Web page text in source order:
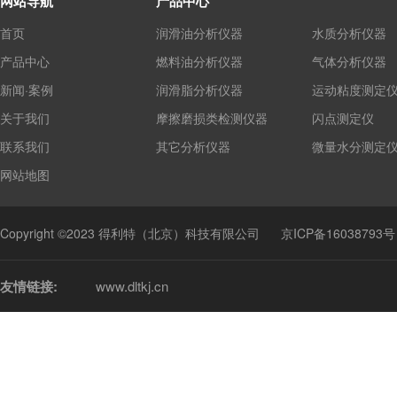
首页
产品中心
新闻·案例
关于我们
联系我们
网站地图
润滑油分析仪器
燃料油分析仪器
润滑脂分析仪器
摩擦磨损类检测仪器
其它分析仪器
水质分析仪器
气体分析仪器
运动粘度测定
闪点测定仪
微量水分测定
Copyright ©2023 得利特（北京）科技有限公司 京ICP备16038793号
友情链接: www.dltkj.cn